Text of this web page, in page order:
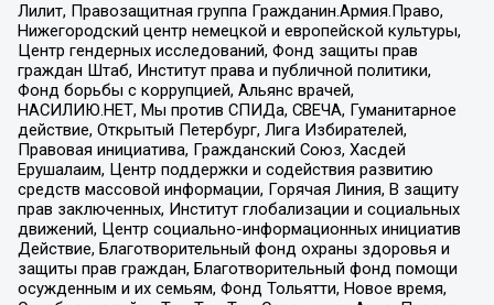
Лилит, Правозащитная группа Гражданин.Армия.Право,
Нижегородский центр немецкой и европейской культуры,
Центр гендерных исследований, Фонд защиты прав
граждан Штаб, Институт права и публичной политики,
Фонд борьбы с коррупцией, Альянс врачей,
НАСИЛИЮ.НЕТ, Мы против СПИДа, СВЕЧА, Гуманитарное
действие, Открытый Петербург, Лига Избирателей,
Правовая инициатива, Гражданский Союз, Хасдей
Ерушалаим, Центр поддержки и содействия развитию
средств массовой информации, Горячая Линия, В защиту
прав заключенных, Институт глобализации и социальных
движений, Центр социально-информационных инициатив
Действие, Благотворительный фонд охраны здоровья и
защиты прав граждан, Благотворительный фонд помощи
осужденным и их семьям, Фонд Тольятти, Новое время,